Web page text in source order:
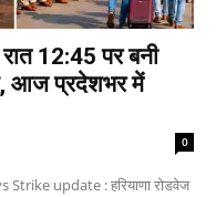
12:45 पर बनी
आज प्रदेशभर में
0
Strike update : हरियाणा रोडवेज